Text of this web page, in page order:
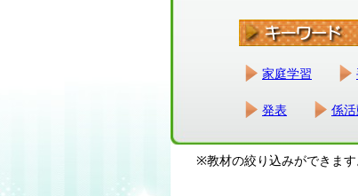
家庭学習
発表 係
※教材の絞り込みができます